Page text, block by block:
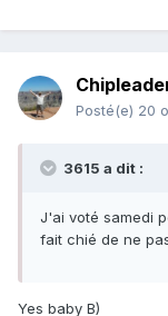
Posté(e) 20
3615 a dit :
J'ai voté samedi
fait chié de ne
Yes baby B)